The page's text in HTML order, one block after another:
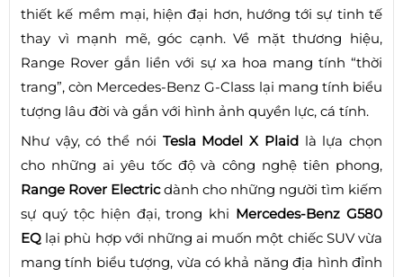
thiết kế mềm mại, hiện đại hơn, hướng tới sự tinh tế
thay vì mạnh mẽ, góc cạnh. Về mặt thương hiệu,
Range Rover gắn liền với sự xa hoa mang tính “thời
trang”, còn Mercedes-Benz G-Class lại mang tính biểu
tượng lâu đời và gắn với hình ảnh quyền lực, cá tính.
Như vậy, có thể nói Tesla Model X Plaid là lựa chọn
cho những ai yêu tốc độ và công nghệ tiên phong,
Range Rover Electricdành cho những người tìm kiếm
sự quý tộc hiện đại, trong khi Mercedes-Benz G580
EQ lại phù hợp với những ai muốn một chiếc SUV vừa
mang tính biểu tượng, vừa có khả năng địa hình đỉnh